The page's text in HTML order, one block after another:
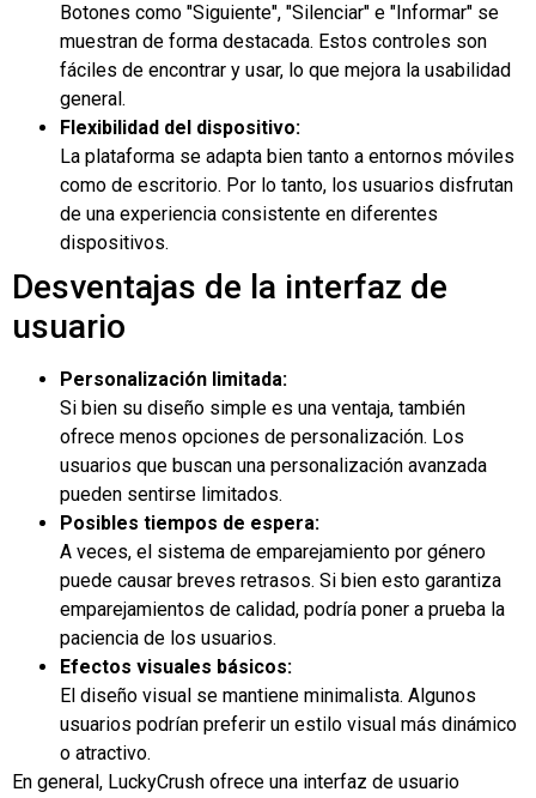
Botones como "Siguiente", "Silenciar" e "Informar" se
muestran de forma destacada. Estos controles son
fáciles de encontrar y usar, lo que mejora la usabilidad
general.
Flexibilidad del dispositivo:
La plataforma se adapta bien tanto a entornos móviles
como de escritorio. Por lo tanto, los usuarios disfrutan
de una experiencia consistente en diferentes
dispositivos.
Desventajas de la interfaz de
usuario
Personalización limitada:
Si bien su diseño simple es una ventaja, también
ofrece menos opciones de personalización. Los
usuarios que buscan una personalización avanzada
pueden sentirse limitados.
Posibles tiempos de espera:
A veces, el sistema de emparejamiento por género
puede causar breves retrasos. Si bien esto garantiza
emparejamientos de calidad, podría poner a prueba la
paciencia de los usuarios.
Efectos visuales básicos:
El diseño visual se mantiene minimalista. Algunos
usuarios podrían preferir un estilo visual más dinámico
o atractivo.
En general, LuckyCrush ofrece una interfaz de usuario